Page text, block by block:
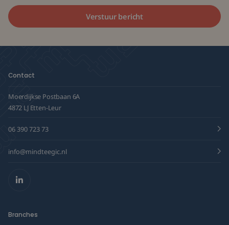
Contact
Moerdijkse Postbaan 6A
4872 LJ Etten-Leur
06 390 723 73
info@mindteegic.nl
LinkedIn
Branches